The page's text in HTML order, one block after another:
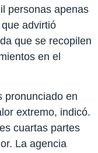
personas apenas
advirtió
que se recopilen
en el
pronunciado en
extremo, indicó.
cuartas partes
La agencia